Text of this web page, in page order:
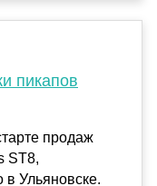
пикапов
продаж
ST8,
в Ульяновске.